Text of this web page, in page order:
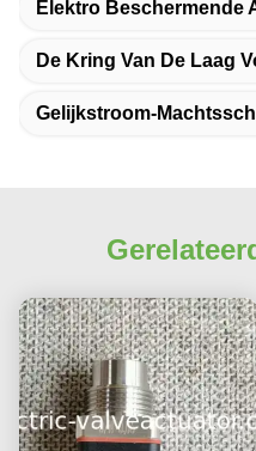
Elektro Beschermende
De Kring Van De Laag
Gelijkstroom-